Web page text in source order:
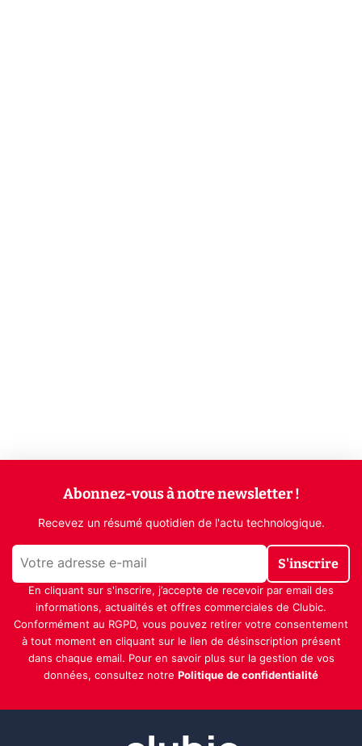
Abonnez-vous à notre newsletter !
Recevez un résumé quotidien de l'actu technologique.
S'inscrire
En cliquant sur s'inscrire, j’accepte de recevoir par email des
informations, actualités et offres commerciales de Clubic.
Conformément au RGPD, vous pouvez retirer votre consentement
à tout moment en cliquant sur le lien de désinscription présent
dans chaque email. Pour en savoir plus sur la gestion de vos
données, consultez notre Politique de confidentialité